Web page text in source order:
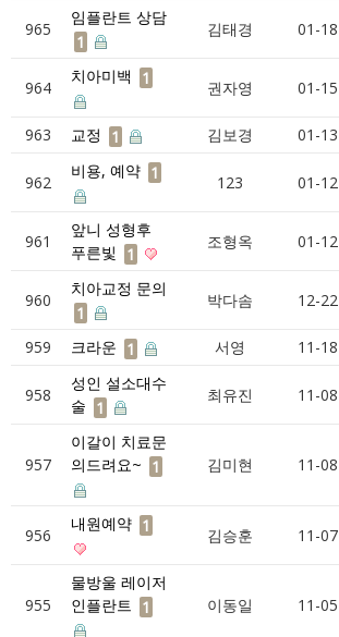
965
임플란트 상담
1
김태경 01-18
964
치아미백 1 권자영 01-15
963 교정 1 김보경 01-13
962
비용, 예약 1 123 01-12
961
앞니 성형후
푸른빛
1
조형옥 01-12
960
치아교정 문의
1
박다솜 12-22
959 크라운 1 서영 11-18
958
성인 설소대수
술 1
최유진 11-08
957
이갈이 치료문
의드려요~ 1 김미현 11-08
956
내원예약 1 김승훈 11-07
955
물방울 레이저
인플란트 1 이동일 11-05